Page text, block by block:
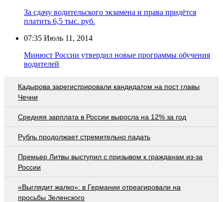
За сдачу водительского экзамена и права придётся
платить 6,5 тыс. руб.
07:35 Июль 11, 2014
Минюст России утвердил новые программы обучения
водителей
Кадырова зарегистрировали кандидатом на пост главы
Чечни
Средняя зарплата в России выросла на 12% за год
Рубль продолжает стремительно падать
Премьер Литвы выступил с призывом к гражданам из-за
России
«Выглядит жалко»: в Германии отреагировали на
просьбы Зеленского